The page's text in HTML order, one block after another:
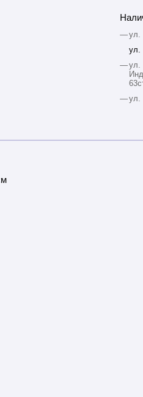
—ул.
ул.
—ул.
—ул.